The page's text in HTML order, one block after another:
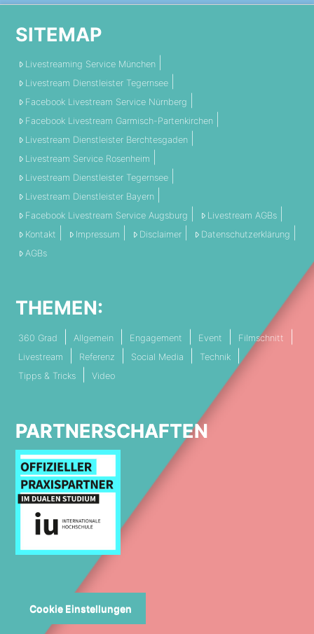
SITEMAP
Livestreaming Service München
Livestream Dienstleister Tegernsee
Facebook Livestream Service Nürnberg
Facebook Livestream Garmisch-Partenkirchen
Livestream Dienstleister Berchtesgaden
Livestream Service Rosenheim
Livestream Dienstleister Tegernsee
Livestream Dienstleister Bayern
Facebook Livestream Service Augsburg
Livestream AGBs
Kontakt
Impressum Disclaimer
Datenschutzerklärung
AGBs
THEMEN:
360 Grad Allgemein Engagement Event
Filmschnitt
Livestream
Referenz Social Media
Technik
Tipps & Tricks
Video
PARTNERSCHAFTEN
Cookie Einstellungen